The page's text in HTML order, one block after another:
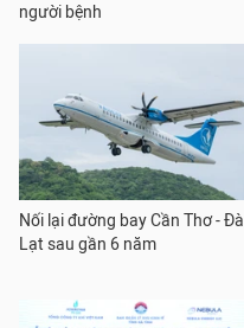
người bệnh
Nối lại đường bay Cần Thơ - Đà
Lạt sau gần 6 năm